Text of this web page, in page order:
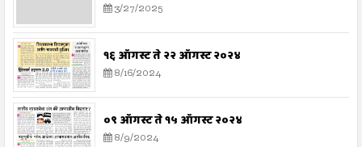
3/27/2025
१६ ऑगस्ट ते २२ ऑगस्ट २०२४
8/16/2024
०९ ऑगस्ट ते १५ ऑगस्ट २०२४
8/9/2024